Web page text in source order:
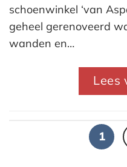
schoenwinkel ‘van
geheel gerenoveerd
wanden en…
Lees
1